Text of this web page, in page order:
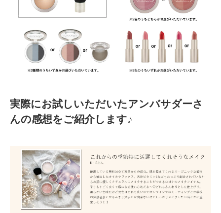
実際にお試しいただいたアンバサダーさ
んの感想をご紹介します♪